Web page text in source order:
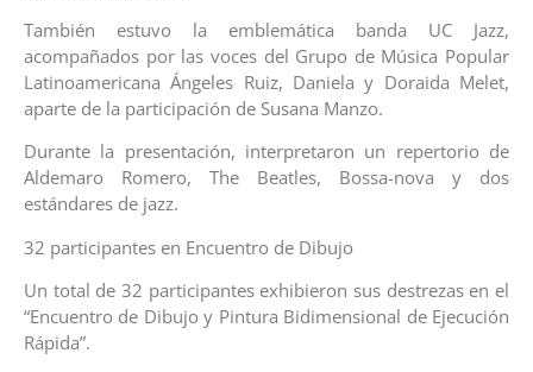
También estuvo la emblemática banda UC Jazz,
acompañados por las voces del Grupo de Música Popular
Latinoamericana Ángeles Ruiz, Daniela y Doraida Melet,
aparte de la participación de Susana Manzo.
Durante la presentación, interpretaron un repertorio de
Aldemaro Romero, The Beatles, Bossa-nova y dos
estándares de jazz.
32 participantes en Encuentro de Dibujo
Un total de 32 participantes exhibieron sus destrezas en el
“Encuentro de Dibujo y Pintura Bidimensional de Ejecución
Rápida”.